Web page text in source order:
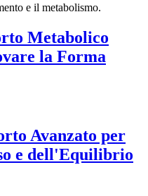
e il metabolismo.
Metabolico
la Forma
Avanzato per
e dell'Equilibrio